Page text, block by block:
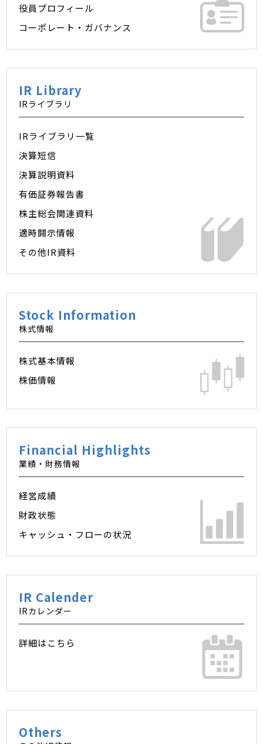
役員プロフィール
コーポレート・ガバナンス
IR Library
IRライブラリ
IRライブラリ一覧
決算短信
決算説明資料
有価証券報告書
株主総会関連資料
適時開示情報
その他IR資料
Stock Information
株式情報
株式基本情報
株価情報
Financial Highlights
業績・財務情報
経営成績
財政状態
キャッシュ・フローの状況
IR Calender
IRカレンダー
詳細はこちら
Others